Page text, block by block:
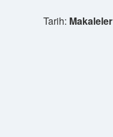
Tarih: Makaleler